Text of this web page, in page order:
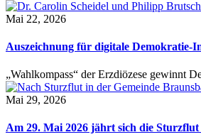
Mai 22, 2026
Auszeichnung für digitale Demokratie-
„Wahlkompass“ der Erzdiözese gewinnt
Mai 29, 2026
Am 29. Mai 2026 jährt sich die